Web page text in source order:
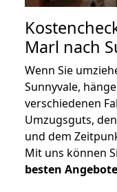
Marl nach
Wenn Sie
Sunnyvale,
verschiedenen
Umzugsguts, den
und dem
Mit uns können
besten Angebote